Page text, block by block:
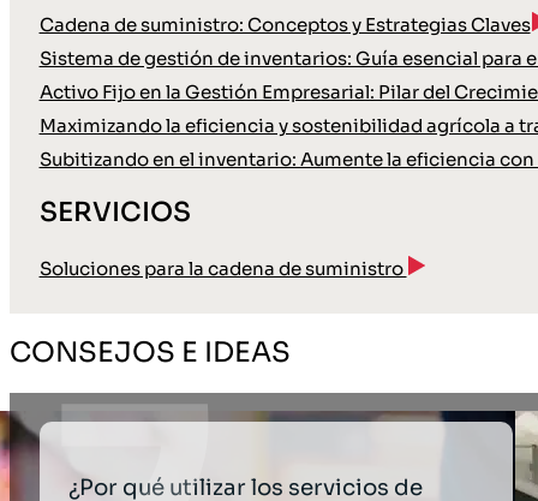
Cadena de suministro: Conceptos y Estrategias Claves
Sistema de gestión de inventarios: Guía esencial para
Activo Fijo en la Gestión Empresarial: Pilar del
Maximizando la eficiencia y sostenibilidad agrícola a
Subitizando en el inventario: Aumente la eficiencia con
SERVICIOS
Soluciones para la cadena de suministro
CONSEJOS E IDEAS
¿Por qué utilizar los servicios de